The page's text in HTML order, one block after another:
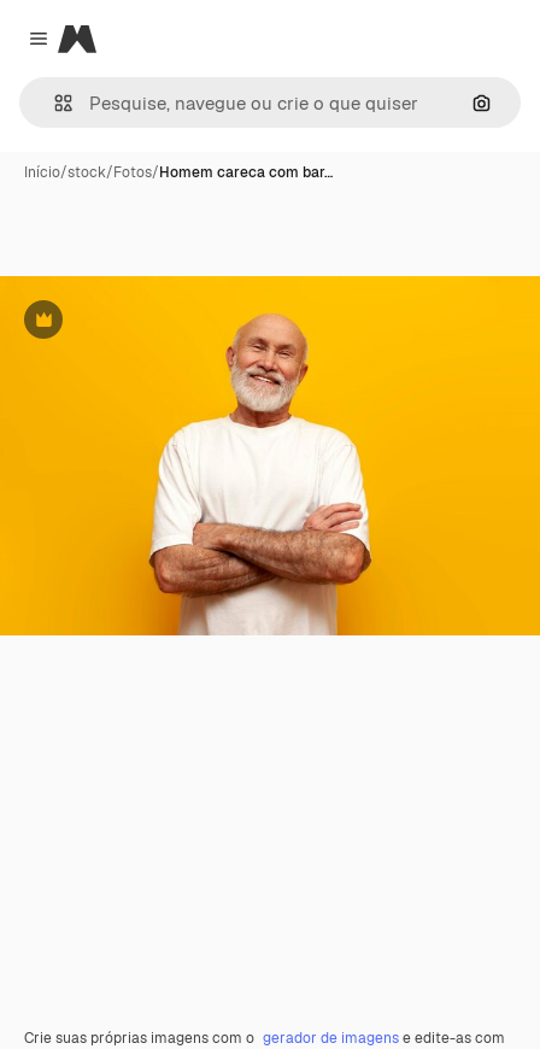
Close menu
Magnific
Início/stock/Fotos/Homem careca com bar…
Premium
Crie suas próprias imagens com o gerador de imagense edite-as com